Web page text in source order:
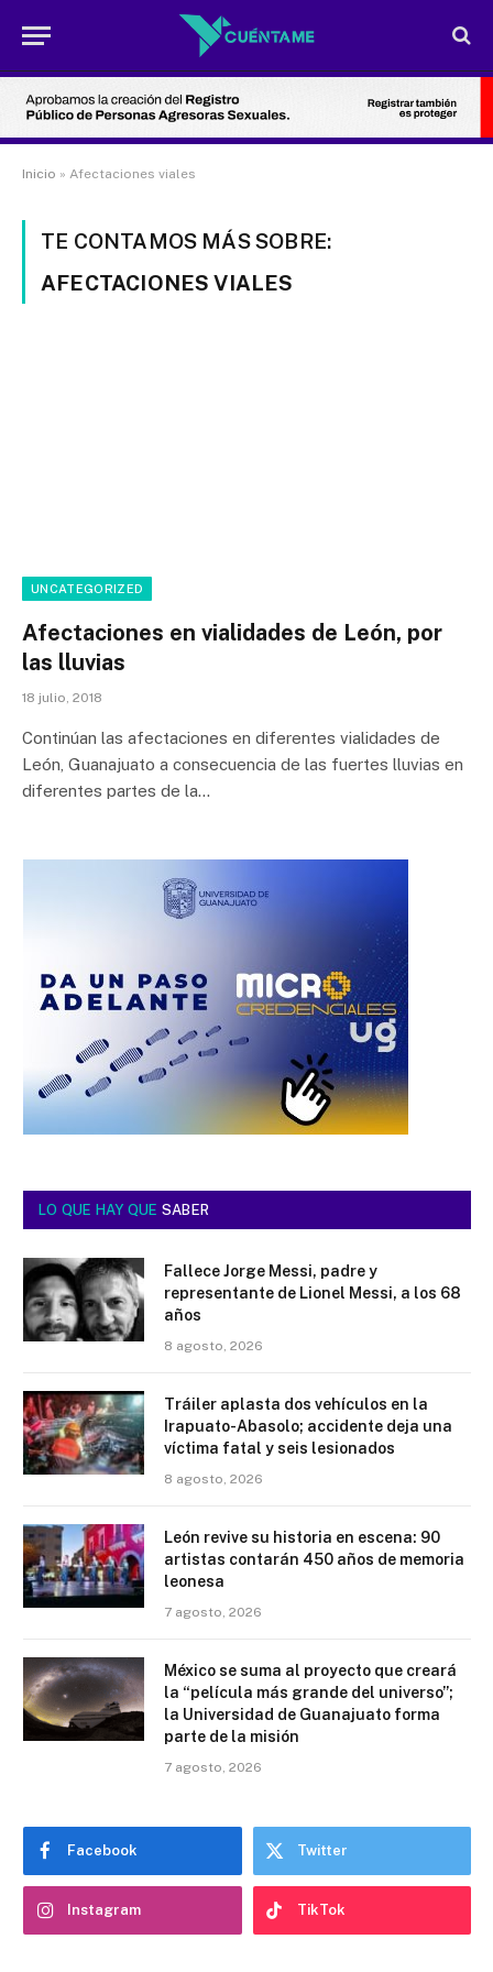
Inicio » Afectaciones viales
TE CONTAMOS MÁS SOBRE:
AFECTACIONES VIALES
UNCATEGORIZED
Afectaciones en vialidades de León, por
las lluvias
18 julio, 2018
Continúan las afectaciones en diferentes vialidades de
León, Guanajuato a consecuencia de las fuertes lluvias en
diferentes partes de la…
LO QUE HAY QUE SABER
Fallece Jorge Messi, padre y
representante de Lionel Messi, a los 68
años
8 agosto, 2026
Tráiler aplasta dos vehículos en la
Irapuato-Abasolo; accidente deja una
víctima fatal y seis lesionados
8 agosto, 2026
León revive su historia en escena: 90
artistas contarán 450 años de memoria
leonesa
7 agosto, 2026
México se suma al proyecto que creará
la “película más grande del universo”;
la Universidad de Guanajuato forma
parte de la misión
7 agosto, 2026
Facebook Twitter
Instagram TikTok